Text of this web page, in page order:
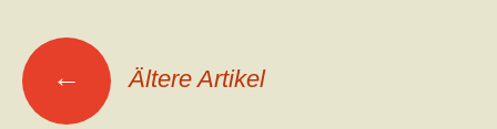
Beitrags-
Navigation
← Ältere Artikel